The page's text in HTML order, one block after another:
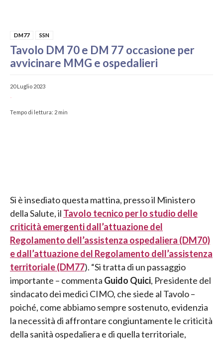
DM77 SSN
Tavolo DM 70 e DM 77 occasione per
avvicinare MMG e ospedalieri
20 Luglio 2023
-
Tempo di lettura: 2 min
Si è insediato questa mattina, presso il Ministero
della Salute, il Tavolo tecnico per lo studio delle
criticità emergenti dall’attuazione del
Regolamento dell’assistenza ospedaliera (DM70)
e dall’attuazione del Regolamento dell’assistenza
territoriale (DM77). “Si tratta di un passaggio
importante – commenta Guido Quici, Presidente del
sindacato dei medici CIMO, che siede al Tavolo –
poiché, come abbiamo sempre sostenuto, evidenzia
la necessità di affrontare congiuntamente le criticità
della sanità ospedaliera e di quella territoriale,